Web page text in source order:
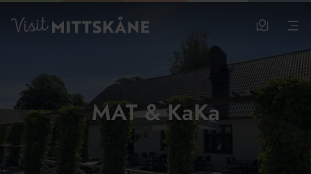
Hoppa till huvudinnehållet
Visit MittSkåne
MAT & KaKa